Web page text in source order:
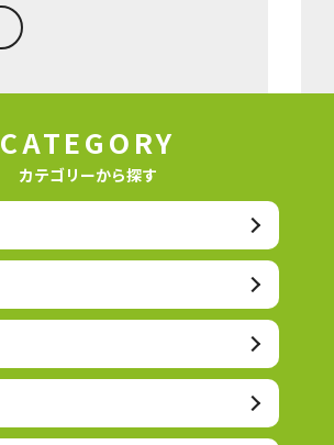
CATEGORY
カテゴリーから探す